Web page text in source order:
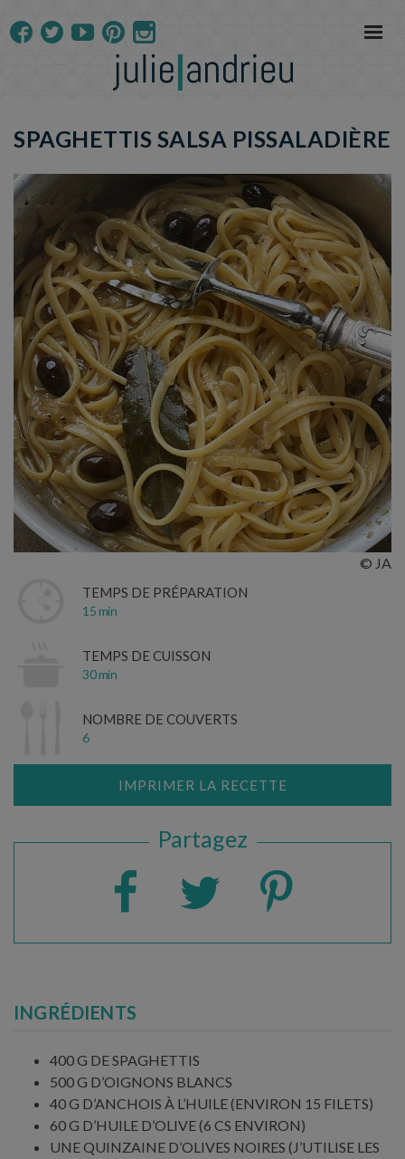
SPAGHETTIS SALSA PISSALADIÈRE
© JA
TEMPS DE PRÉPARATION
15 min
TEMPS DE CUISSON
30 min
NOMBRE DE COUVERTS
6
IMPRIMER LA RECETTE
Partagez
INGRÉDIENTS
400 G DE SPAGHETTIS
500 G D’OIGNONS BLANCS
40 G D’ANCHOIS À L’HUILE (ENVIRON 15 FILETS)
60 G D’HUILE D’OLIVE (6 CS ENVIRON)
UNE QUINZAINE D’OLIVES NOIRES (J’UTILISE LES